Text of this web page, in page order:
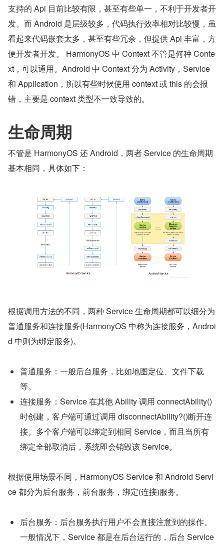
支持的 Api 目前比较有限，甚至有些单一，不利于开发者开
发。而 Android 是层级较多，代码执行效率相对比较慢，虽
看起来代码嵌套太多，甚至有些冗余，但提供 Api 丰富，方
便开发者开发。 HarmonyOS 中 Context 不管是何种 Conte
xt，可以通用。Android 中 Context 分为 Activity，Service
和 Application，所以有些时候使用 context 或 this 的会报
错，主要是 context 类型不一致导致的。
生命周期
不管是 HarmonyOS 还 Android，两者 Service 的生命周期
基本相同，具体如下：
根据调用方法的不同，两种 Service 生命周期都可以细分为
普通服务和连接服务(HarmonyOS 中称为连接服务，Androi
d 中则为绑定服务)。
普通服务：一般后台服务，比如地图定位、文件下载
等。
连接服务：Service 在其他 Ability 调用 connectAbility()
时创建，客户端可通过调用 disconnectAbility?()断开连
接。多个客户端可以绑定到相同 Service，而且当所有
绑定全部取消后，系统即会销毁该 Service。
根据使用场景不同，HarmonyOS Service 和 Android Servi
ce 都分为后台服务，前台服务，绑定(连接)服务。
后台服务：后台服务执行用户不会直接注意到的操作。
一般情况下，Service 都是在后台运行的，后台 Service